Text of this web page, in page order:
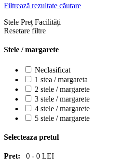
Filtrează rezultate căutare
Stele Preț Facilități
Resetare filtre
Stele / margarete
Neclasificat
1 stea / margareta
2 stele / margarete
3 stele / margarete
4 stele / margarete
5 stele / margarete
Selecteaza pretul
Pret: 0 - 0 LEI